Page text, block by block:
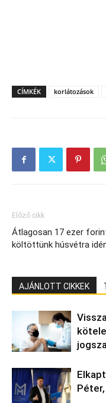
CÍMKÉK korlátozások
Előző cikk
Átlagosan 17 ezer
költöttünk húsvétra
AJÁNLOTT CIKKEK